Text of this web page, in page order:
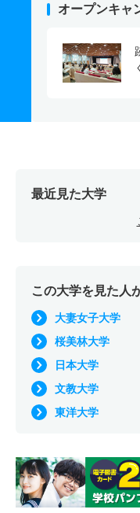
オープンキャ
最近見た大学
この大学を見た人
大妻女子大学
桜美林大学
日本大学
文教大学
東洋大学